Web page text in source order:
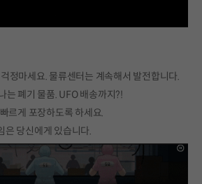
정마세요. 물류센터는 계속해서 발전합니다.
는 폐기 물품. UFO 배송까지?!
르게 포장하도록 하세요.
은 당신에게 있습니다.